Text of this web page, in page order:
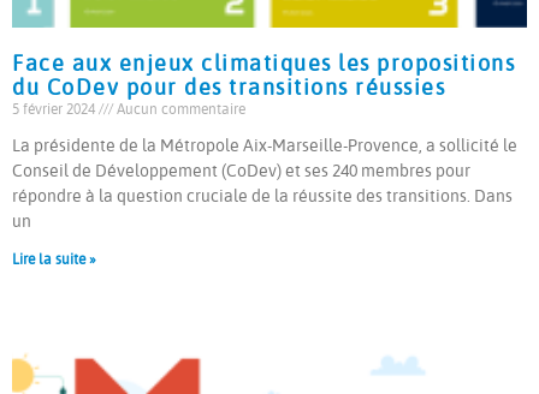
Face aux enjeux climatiques les propositions
du CoDev pour des transitions réussies
5 février 2024 Aucun commentaire
La présidente de la Métropole Aix-Marseille-Provence, a sollicité le
Conseil de Développement (CoDev) et ses 240 membres pour
répondre à la question cruciale de la réussite des transitions. Dans
un
Lire la suite »